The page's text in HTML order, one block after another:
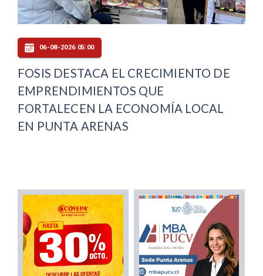
06-08-2026 05:00
FOSIS DESTACA EL CRECIMIENTO DE
EMPRENDIMIENTOS QUE
FORTALECEN LA ECONOMÍA LOCAL
EN PUNTA ARENAS